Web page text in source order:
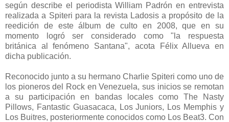
según describe el periodista William Padrón en entrevista
realizada a Spiteri para la revista Ladosis a propósito de la
reedición de este álbum de culto en 2008, que en su
momento logró ser considerado como "la respuesta
británica al fenómeno Santana", acota Félix Allueva en
dicha publicación.
Reconocido junto a su hermano Charlie Spiteri como uno de
los pioneros del Rock en Venezuela, sus inicios se remotan
a su participación en bandas locales como The Nasty
Pillows, Fantastic Guasacaca, Los Juniors, Los Memphis y
Los Buitres, posteriormente conocidos como Los Beat3. Con